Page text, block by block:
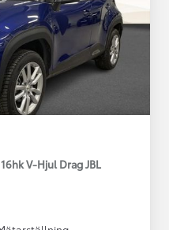
V-Hjul Drag JBL